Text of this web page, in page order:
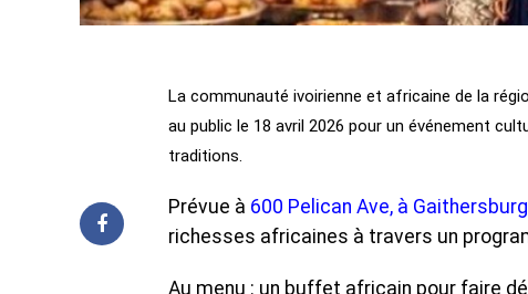
‎La communauté ivoirienne et africaine de la
au public le 18 avril 2026 pour un événement
traditions.
‎Prévue à 600 Pelican Ave, à
richesses africaines à travers un
‎Au menu : un buffet africain pour faire